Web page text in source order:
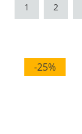
1
2
-25%